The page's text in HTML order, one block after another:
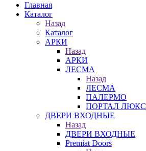
Главная
Каталог
Назад
Каталог
АРКИ
Назад
АРКИ
ЛЕСМА
Назад
ЛЕСМА
ПАЛЕРМО
ПОРТАЛ ЛЮКС
ДВЕРИ ВХОДНЫЕ
Назад
ДВЕРИ ВХОДНЫЕ
Premiat Doors